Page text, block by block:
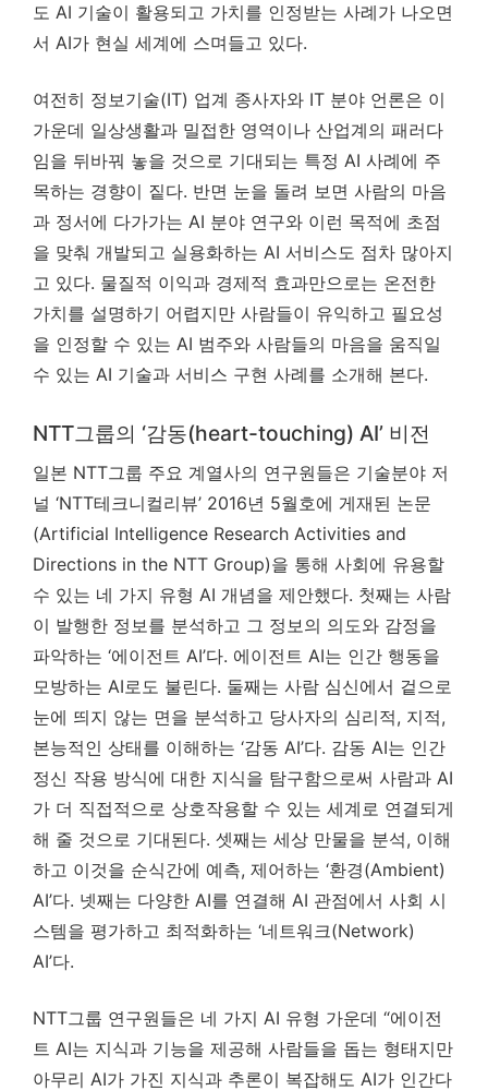
도 AI 기술이 활용되고 가치를 인정받는 사례가 나오면
서 AI가 현실 세계에 스며들고 있다.
여전히 정보기술(IT) 업계 종사자와 IT 분야 언론은 이
가운데 일상생활과 밀접한 영역이나 산업계의 패러다
임을 뒤바꿔 놓을 것으로 기대되는 특정 AI 사례에 주
목하는 경향이 짙다. 반면 눈을 돌려 보면 사람의 마음
과 정서에 다가가는 AI 분야 연구와 이런 목적에 초점
을 맞춰 개발되고 실용화하는 AI 서비스도 점차 많아지
고 있다. 물질적 이익과 경제적 효과만으로는 온전한
가치를 설명하기 어렵지만 사람들이 유익하고 필요성
을 인정할 수 있는 AI 범주와 사람들의 마음을 움직일
수 있는 AI 기술과 서비스 구현 사례를 소개해 본다.
NTT그룹의 ‘감동(heart-touching) AI’ 비전
일본 NTT그룹 주요 계열사의 연구원들은 기술분야 저
널 ‘NTT테크니컬리뷰’ 2016년 5월호에 게재된 논문
(Artificial Intelligence Research Activities and
Directions in the NTT Group)을 통해 사회에 유용할
수 있는 네 가지 유형 AI 개념을 제안했다. 첫째는 사람
이 발행한 정보를 분석하고 그 정보의 의도와 감정을
파악하는 ‘에이전트 AI’다. 에이전트 AI는 인간 행동을
모방하는 AI로도 불린다. 둘째는 사람 심신에서 겉으로
눈에 띄지 않는 면을 분석하고 당사자의 심리적, 지적,
본능적인 상태를 이해하는 ‘감동 AI’다. 감동 AI는 인간
정신 작용 방식에 대한 지식을 탐구함으로써 사람과 AI
가 더 직접적으로 상호작용할 수 있는 세계로 연결되게
해 줄 것으로 기대된다. 셋째는 세상 만물을 분석, 이해
하고 이것을 순식간에 예측, 제어하는 ‘환경(Ambient)
AI’다. 넷째는 다양한 AI를 연결해 AI 관점에서 사회 시
스템을 평가하고 최적화하는 ‘네트워크(Network)
AI’다.
NTT그룹 연구원들은 네 가지 AI 유형 가운데 “에이전
트 AI는 지식과 기능을 제공해 사람들을 돕는 형태지만
아무리 AI가 가진 지식과 추론이 복잡해도 AI가 인간다